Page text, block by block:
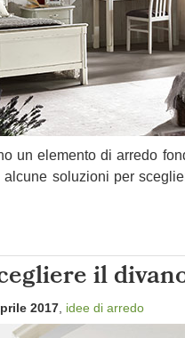
un elemento di arredo
alcune soluzioni per
il
2017 idee di arredo